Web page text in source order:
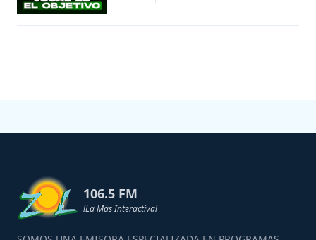
106.5 FM
!La Más Interactiva!